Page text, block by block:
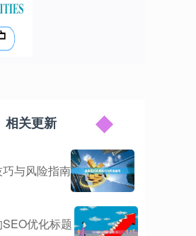
相关更新
与风险指南
优化标题